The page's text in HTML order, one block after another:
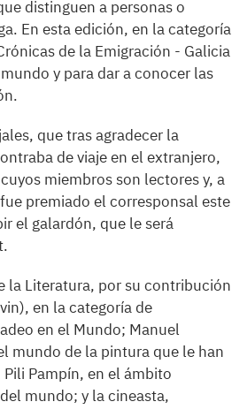
distinguen a personas o
En esta edición, en la categoría
de la Emigración - Galicia
y para dar a conocer las
que tras agradecer la
de viaje en el extranjero,
miembros son lectores y, a
premiado el corresponsal este
el galardón, que le será
la Literatura, por su contribución
en la categoría de
en el Mundo; Manuel
mundo de la pintura que le han
Pampín, en el ámbito
mundo; y la cineasta,